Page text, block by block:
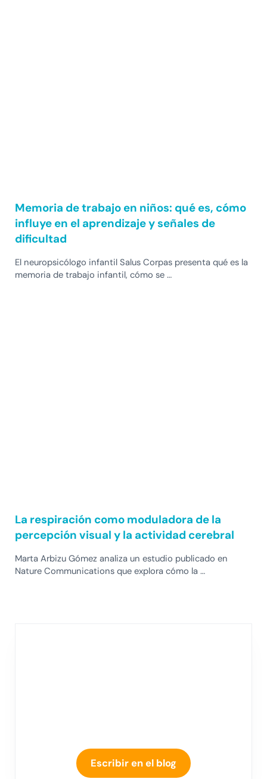
Memoria de trabajo en niños: qué es, cómo
influye en el aprendizaje y señales de
dificultad
El neuropsicólogo infantil Salus Corpas presenta qué es la
memoria de trabajo infantil, cómo se …
La respiración como moduladora de la
percepción visual y la actividad cerebral
Marta Arbizu Gómez analiza un estudio publicado en
Nature Communications que explora cómo la …
Escribir en el blog